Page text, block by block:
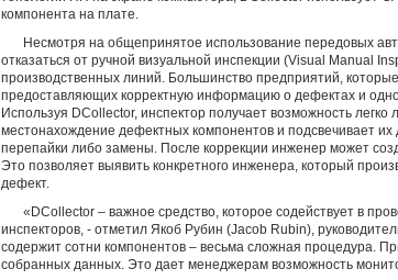
компонента на плате.
Несмотря на общепринятое использование передовых
отказаться от ручной визуальной инспекции (Visual Manual
производственных линий. Большинство предприятий,
предоставляющих корректную информацию о дефектах и
Используя DCollector, инспектор получает возможность
местонахождение дефектных компонентов и подсвечивает
перепайки либо замены. После коррекции инженер может
Это позволяет выявить конкретного инженера, который
дефект.
«DCollector – важное средство, которое содействует в
инспекторов, - отметил Якоб Рубин (Jacob Rubin),
содержит сотни компонентов – весьма сложная процедура.
собранных данных. Это дает менеджерам возможность